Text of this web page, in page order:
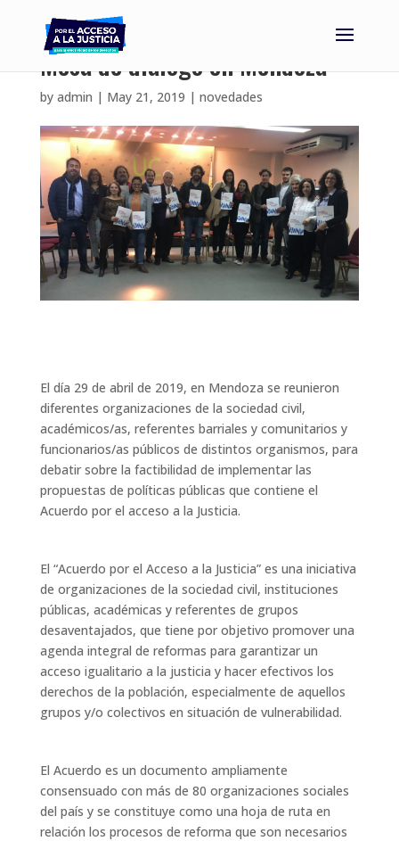
Mesa de diálogo en Mendoza
by admin | May 21, 2019 | novedades
El día 29 de abril de 2019, en Mendoza se reunieron
diferentes organizaciones de la sociedad civil,
académicos/as, referentes barriales y comunitarios y
funcionarios/as públicos de distintos organismos, para
debatir sobre la factibilidad de implementar las
propuestas de políticas públicas que contiene el
Acuerdo por el acceso a la Justicia.
El “Acuerdo por el Acceso a la Justicia” es una iniciativa
de organizaciones de la sociedad civil, instituciones
públicas, académicas y referentes de grupos
desaventajados, que tiene por objetivo promover una
agenda integral de reformas para garantizar un
acceso igualitario a la justicia y hacer efectivos los
derechos de la población, especialmente de aquellos
grupos y/o colectivos en situación de vulnerabilidad.
El Acuerdo es un documento ampliamente
consensuado con más de 80 organizaciones sociales
del país y se constituye como una hoja de ruta en
relación los procesos de reforma que son necesarios